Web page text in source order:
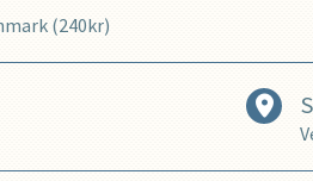
(240kr)